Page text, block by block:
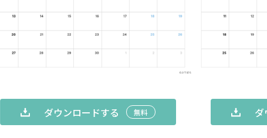
ダウンロードする 無料 ダ